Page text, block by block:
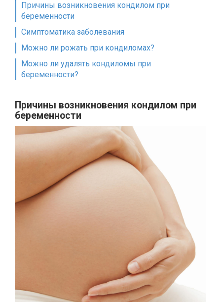
Причины возникновения кондилом при
беременности
Симптоматика заболевания
Можно ли рожать при кондиломах?
Можно ли удалять кондиломы при
беременности?
Причины возникновения кондилом при
беременности